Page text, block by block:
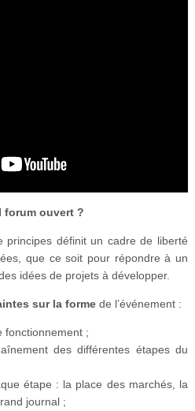
forum ouvert ?
principes définit un cadre de liberté
que ce soit pour répondre à un
idées de projets à développer.
sur la formede l’événement :
fonctionnement ;
des différentes étapes du
étape : la place des marchés, la
journal ;